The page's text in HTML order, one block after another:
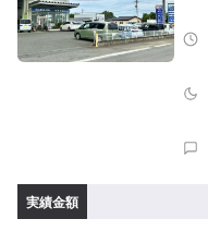
実績金額